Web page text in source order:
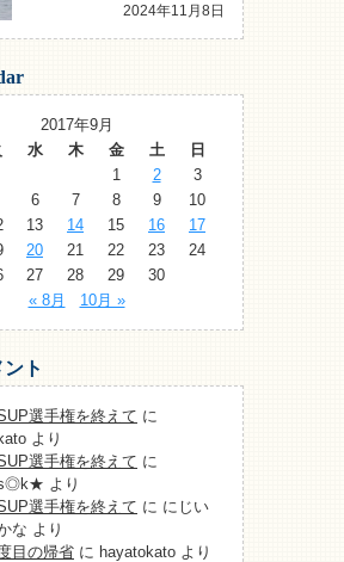
2024年11月8日
2017年9月
水 木 金 土
日
1
2
3
6 7 8 9
10
13 14 15 16
17
20 21 22 23
24
27 28 29
30
« 8月
10月 »
ト
選手権を終えて に
より
選手権を終えて に
より
選手権を終えて に にじい
な より
目の帰省 に hayatokato より